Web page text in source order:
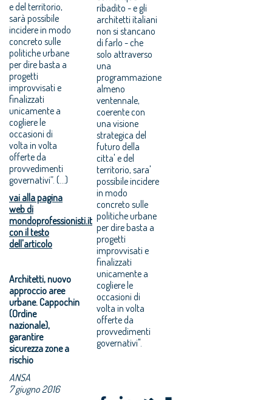
e del territorio,
sarà possibile
incidere in modo
concreto sulle
politiche urbane
per dire basta a
progetti
improvvisati e
finalizzati
unicamente a
cogliere le
occasioni di
volta in volta
offerte da
provvedimenti
governativi”. (...)
vai alla pagina
web di
mondoprofessionisti.it
con il testo
dell'articolo
Architetti, nuovo
approccio aree
urbane. Cappochin
(Ordine
nazionale),
garantire
sicurezza zone a
rischio
ANSA
7 giugno 2016
ribadito - e gli
architetti italiani
non si stancano
di farlo - che
solo attraverso
una
programmazione
almeno
ventennale,
coerente con
una visione
strategica del
futuro della
citta' e del
territorio, sara'
possibile incidere
in modo
concreto sulle
politiche urbane
per dire basta a
progetti
improvvisati e
finalizzati
unicamente a
cogliere le
occasioni di
volta in volta
offerte da
provvedimenti
governativi".